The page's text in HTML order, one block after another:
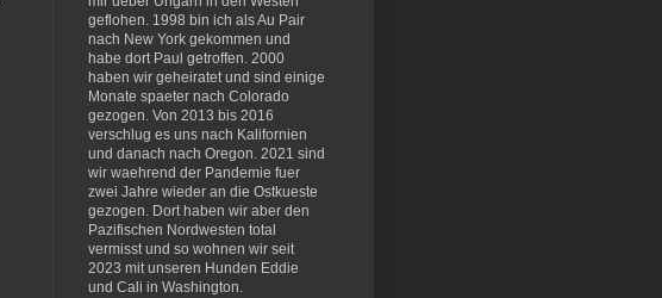
geflohen. 1998 bin ich als Au Pair
nach New York gekommen und
habe dort Paul getroffen. 2000
haben wir geheiratet und sind einige
Monate spaeter nach Colorado
gezogen. Von 2013 bis 2016
verschlug es uns nach Kalifornien
und danach nach Oregon. 2021 sind
wir waehrend der Pandemie fuer
zwei Jahre wieder an die Ostkueste
gezogen. Dort haben wir aber den
Pazifischen Nordwesten total
vermisst und so wohnen wir seit
2023 mit unseren Hunden Eddie
und Cali in Washington.